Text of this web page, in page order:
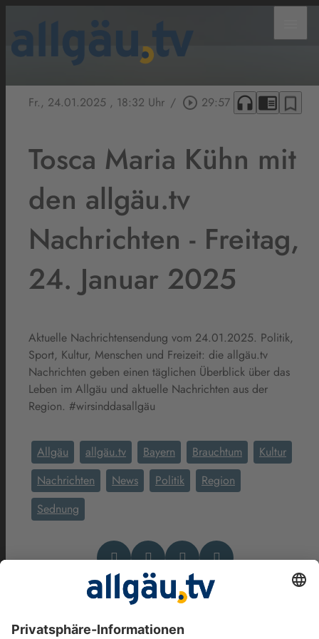
Fr., 24.01.2025 , 18:32 Uhr / play_circle_outline 29:57 headphones chrome_reader_mode bookmark_border
Tosca Maria Kühn mit
den allgäu.tv
Nachrichten - Freitag,
24. Januar 2025
Aktuelle Nachrichtensendung vom 24.01.2025. Politik,
Sport, Kultur, Menschen und Freizeit: die allgäu.tv
Nachrichten geben einen täglichen Überblick über das
Leben im Allgäu und aktuelle Nachrichten aus der
Region. #wirsinddasallgäu
Allgäu allgäu.tv Bayern Brauchtum
Kultur
Nachrichten
News Politik
Region
Sednung